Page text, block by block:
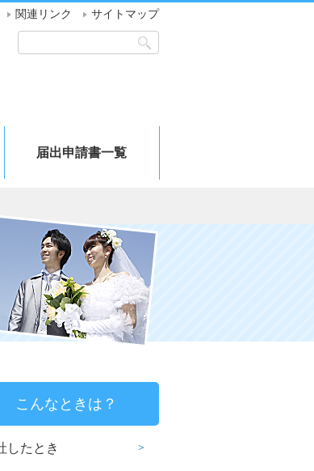
関連リンク サイトマップ
届出申請書一覧
こんなときは？
したとき